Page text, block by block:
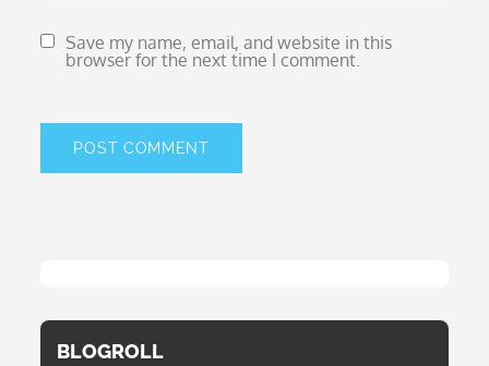
Save my name, email, and website in this
browser for the next time I comment.
BLOGROLL